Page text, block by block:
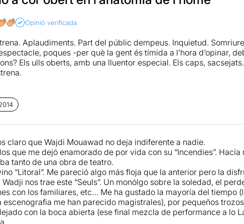
Opinió verificada
Aplaudiments. Part del públic dempeus. Inquietud.
poques -per què la gent és tímida a l’hora d’opinar,
Els ulls oberts, amb una lluentor especial. Els caps,
al Romea la temporada passada. En aquest cas,
ben diferent, tot i que fidel a l’estil personal, honest i poètic
i colpidor, ple de detalls significants (recomanable llegir el
de referències que apareixen) que serveixen a un magnífic
ens descriu a través d’Harwan l’home on es troba. L’home en
L’home vomitat a la vida. L’home que intenta caminar el camí
Un camí que imposa una recerca. Una recerca que ha de
a una vida (o distreure’ns durant les hores que hagin de
cap i cos a un exercici d’expressió i nuesa, enfrontant-se
claro que Wajdi Mouawad no deja indiferente a nadie.
que me dejó enamorado de por vida con su “Incendies”.
tanto de una obra de teatro.
“Litoral”. Me pareció algo más floja que la anterior pero la
Wadji nos trae este “Seuls”. Un monólgo sobre la soledad, el
con los familiares, etc… Me ha gustado la mayoría del tiempo
escenografia me han parecido magistrales), por pequeños
con la boca abierta (ese final mezcla de performance a lo